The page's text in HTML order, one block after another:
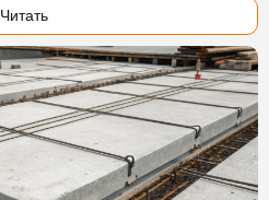
Читать